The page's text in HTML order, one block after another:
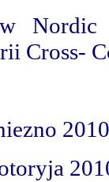
Nordic
Cross-